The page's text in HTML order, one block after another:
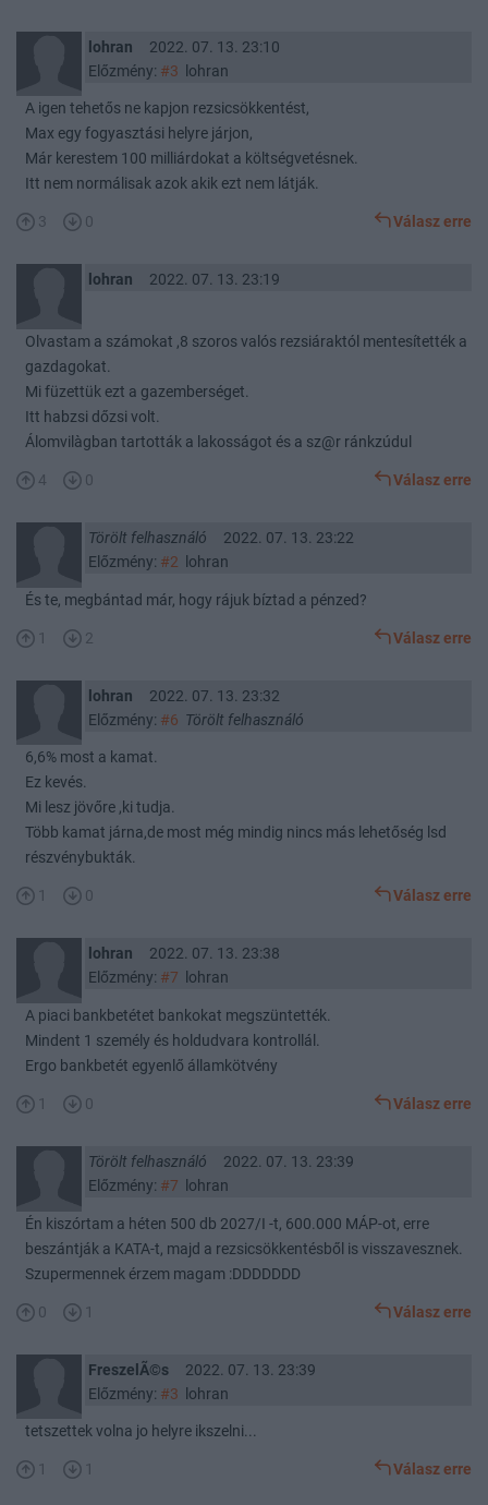
lohran
2022. 07. 13. 23:10
Előzmény: #3 lohran
A igen tehetős ne kapjon rezsicsökkentést,
Max egy fogyasztási helyre járjon,
Már kerestem 100 milliárdokat a költségvetésnek.
Itt nem normálisak azok akik ezt nem látják.
3 0 Válasz erre
lohran 2022. 07. 13. 23:19
Olvastam a számokat ,8 szoros valós rezsiáraktól mentesítették a
gazdagokat.
Mi füzettük ezt a gazemberséget.
Itt habzsi dőzsi volt.
Álomvilàgban tartották a lakosságot és a sz@r ránkzúdul
4 0 Válasz erre
Törölt felhasználó
2022. 07. 13. 23:22
Előzmény: #2 lohran
És te, megbántad már, hogy rájuk bíztad a pénzed?
1 2 Válasz erre
lohran
2022. 07. 13. 23:32
Előzmény: #6 Törölt felhasználó
6,6% most a kamat.
Ez kevés.
Mi lesz jövőre ,ki tudja.
Több kamat járna,de most még mindig nincs más lehetőség lsd
részvénybukták.
1 0 Válasz erre
lohran
2022. 07. 13. 23:38
Előzmény: #7 lohran
A piaci bankbetétet bankokat megszüntették.
Mindent 1 személy és holdudvara kontrollál.
Ergo bankbetét egyenlő államkötvény
1 0 Válasz erre
Törölt felhasználó
2022. 07. 13. 23:39
Előzmény: #7 lohran
Én kiszórtam a héten 500 db 2027/I -t, 600.000 MÁP-ot, erre
beszántják a KATA-t, majd a rezsicsökkentésből is visszavesznek.
Szupermennek érzem magam :DDDDDDD
0 1 Válasz erre
FreszelÃ©s
2022. 07. 13. 23:39
Előzmény: #3 lohran
tetszettek volna jo helyre ikszelni...
1 1 Válasz erre